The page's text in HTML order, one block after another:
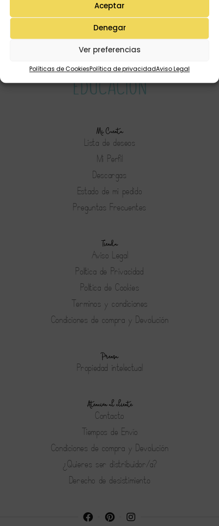
Aceptar
Denegar
Ver preferencias
Políticas de CookiesPolítica de privacidadAviso Legal
Mi Cuenta
Lista de deseos
Mi Perfil
Descargas
Estado de mi pedido
Preguntas Frecuentes
Tienda
Aviso Legal
Política de Privacidad
Política de Cookies
Terminos y condiciones
Condiciones de compra y Devolución
Prensa
Propiedad intelectual
Atención al cliente
Contacto
Tiempos de Envío
Condiciones de compra y Devolución
¿Quieres ser distribuidor/a?
Derecho de desistimiento